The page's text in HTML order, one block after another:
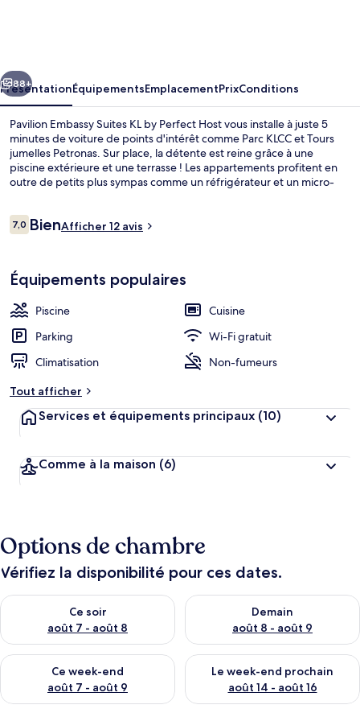
by
Perfect
Host
Suivant
88+
PrésentationÉquipementsEmplacementPrixConditions
Pavilion Embassy Suites KL by Perfect Host vous installe à juste 5
minutes de voiture de points d'intérêt comme Parc KLCC et Tours
jumelles Petronas. Sur place, la détente est reine grâce à une
piscine extérieure et une terrasse ! Les appartements profitent en
outre de petits plus sympas comme un réfrigérateur et un micro-
trouve à 7 min et Station de MRT Persiaran KLCC, à 12 min.
Avis
voyageurs
7,07,0 sur 10
BienAfficher 12 avis
Équipements populaires
Piscine
Cuisine
Parking
Wi-Fi gratuit
Climatisation
Non-fumeurs
Tout afficher
Services et équipements principaux (10)
Comme à la maison (6)
Options de chambre
Vérifiez la disponibilité pour ces dates.
Ce soir
août 7 - août 8
Vérifier la disponibilité pour ce soir août 7 - août 8
Demain
août 8 - août 9
Vérifier la disponibilité pour
Ce week-end
août 7 - août 9
Vérifier la disponibilité pour ce week-end août 7 - août 9
Le week-end prochain
août 14 - août 16
Vérifier la disponibilité pour